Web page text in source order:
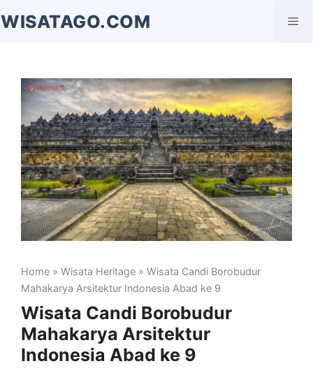
ke
WISATAGO.COM
Home » Wisata Heritage » Wisata Candi Borobudur
Mahakarya Arsitektur Indonesia Abad ke 9
Wisata Candi Borobudur
Mahakarya Arsitektur
Indonesia Abad ke 9